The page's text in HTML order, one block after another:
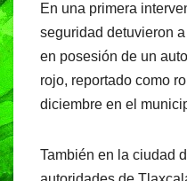
En una primera
seguridad detuvieron
en posesión de un
rojo, reportado como
diciembre en el
También en la ciudad